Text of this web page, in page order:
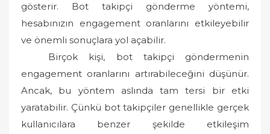
gösterir. Bot takipçi gönderme yöntemi,
hesabınızın engagement oranlarını etkileyebilir
ve önemli sonuçlara yol açabilir.
Birçok kişi, bot takipçi göndermenin
engagement oranlarını artırabileceğini düşünür.
Ancak, bu yöntem aslında tam tersi bir etki
yaratabilir. Çünkü bot takipçiler genellikle gerçek
kullanıcılara benzer şekilde etkileşim